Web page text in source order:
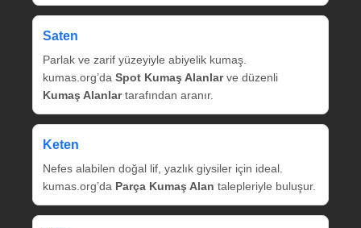
Saten
Parlak ve zarif yüzeyiyle abiyelik kumaş.
kumas.org’da Spot Kumaş Alanlarve düzenli
Kumaş Alanlartarafından aranır.
Keten
Nefes alabilen doğal lif, yazlık giysiler için ideal.
kumas.org’da Parça Kumaş Alan talepleriyle buluşur.